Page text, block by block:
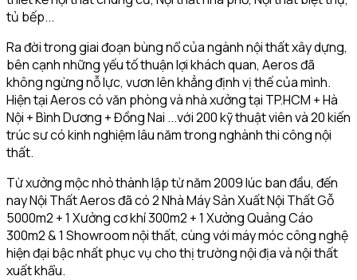
tủ bếp...
Ra đời trong giai đoạn bùng nổ của ngành nội thất xây dựng,
bên cạnh những yếu tố thuận lợi khách quan, Aeros đã
không ngừng nỗ lực, vươn lên khẳng định vị thế của mình.
Hiện tại Aeros có văn phòng và nhà xưởng tại TP.HCM + Hà
Nội + Bình Dương + Đồng Nai ...với 200 kỹ thuật viên và 20 kiến
trúc sư có kinh nghiệm lâu năm trong nghành thi công nội
thất.
Từ xưởng mộc nhỏ thành lập từ năm 2009 lúc ban đầu, đến
nay Nội Thất Aeros đã có 2 Nhà Máy Sản Xuất Nội Thất Gỗ
5000m2 + 1 Xưởng cơ khí 300m2 + 1 Xưởng Quảng Cáo
300m2 & 1 Showroom nội thất, cùng với máy móc công nghệ
hiện đại bậc nhất phục vụ cho thị trường nội địa và nội thất
xuất khẩu.